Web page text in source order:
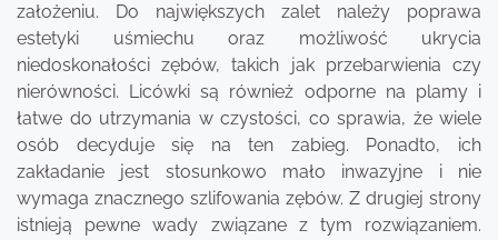
założeniu. Do największych zalet należy poprawa
estetyki uśmiechu oraz możliwość ukrycia
niedoskonałości zębów, takich jak przebarwienia czy
nierówności. Licówki są również odporne na plamy i
łatwe do utrzymania w czystości, co sprawia, że wiele
osób decyduje się na ten zabieg. Ponadto, ich
zakładanie jest stosunkowo mało inwazyjne i nie
wymaga znacznego szlifowania zębów. Z drugiej strony
istnieją pewne wady związane z tym rozwiązaniem.